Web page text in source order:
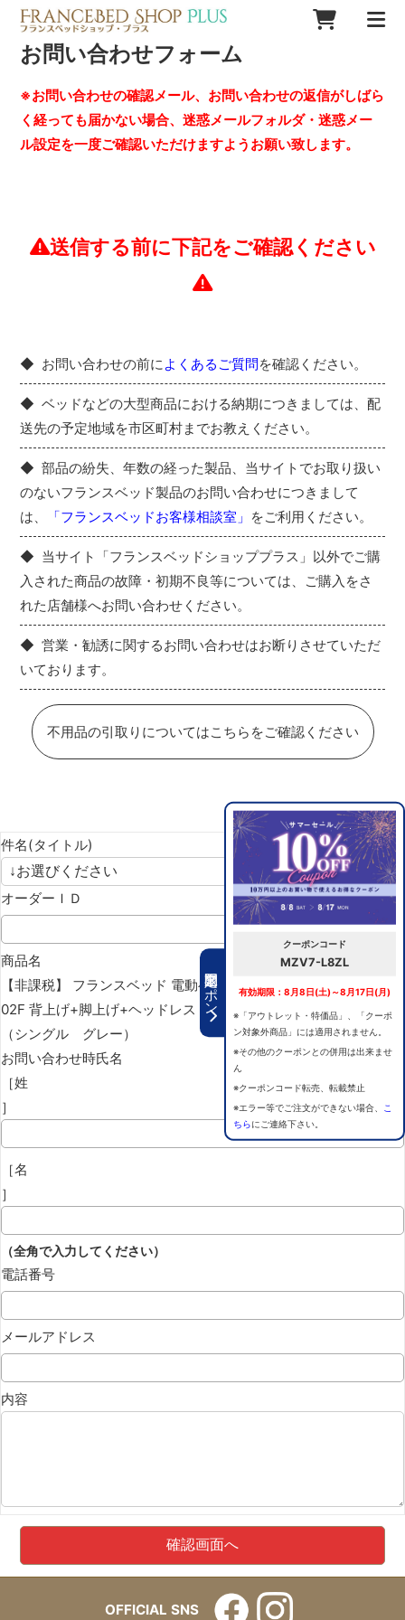
期間限定クーポン
クーポンコード
MZV7-L8ZL
有効期限：8月8日(土)～8月17日(月)
※「アウトレット・特価品」、「クーポ
ン対象外商品」には適用されません。
※その他のクーポンとの併用は出来ませ
ん
※クーポンコード転売、転載禁止
※エラー等でご注文ができない場合、
こ
ちらにご連絡下さい。
お問い合わせフォーム
※お問い合わせの確認メール、お問い合わせの返信がしばら
く経っても届かない場合、迷惑メールフォルダ・迷惑メー
ル設定を一度ご確認いただけますようお願い致します。
送信する前に下記をご確認ください
お問い合わせの前に よくあるご質問を確認ください。
ベッドなどの大型商品における納期につきましては、配
送先の予定地域を市区町村までお教えください。
部品の紛失、年数の経った製品、当サイトでお取り扱い
のないフランスベッド製品のお問い合わせにつきまして
は、
「フランスベッドお客様相談室」 をご利用ください。
当サイト「フランスベッドショッププラス」以外でご購
入された商品の故障・初期不良等については、ご購入をさ
れた店舗様へお問い合わせください。
営業・勧誘に関するお問い合わせはお断りさせていただ
いております。
不用品の引取りについてはこちらをご確認ください
件名(タイトル)
オーダーＩＤ
商品名
【非課税】 フランスベッド 電動ベッドフレーム グランサス GS-
02F 背上げ+脚上げ+ヘッドレスト+上下昇降 レッグB
（シングル グレー）
お問い合わせ時氏名
［姓
］
［名
］
（全角で入力してください）
電話番号
メールアドレス
内容
OFFICIAL SNS